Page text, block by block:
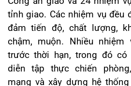
tỉnh giao. Các nhiệm vụ đều
đảm tiến độ, chất lượng,
chậm, muộn. Nhiều nhiệm
trước thời hạn, trong đó
diễn tập thực chiến
mạng và xây dựng hệ